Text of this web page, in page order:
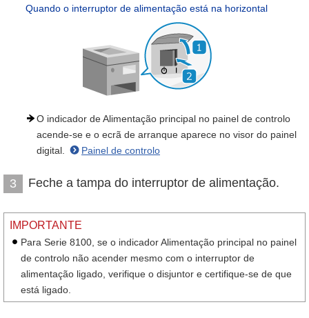
Quando o interruptor de alimentação está na horizontal
O indicador de Alimentação principal no painel de controlo
acende-se e o ecrã de arranque aparece no visor do painel
digital.
Painel de controlo
3 Feche a tampa do interruptor de alimentação.
IMPORTANTE
Para Serie 8100, se o indicador Alimentação principal no painel
de controlo não acender mesmo com o interruptor de
alimentação ligado, verifique o disjuntor e certifique-se de que
está ligado.